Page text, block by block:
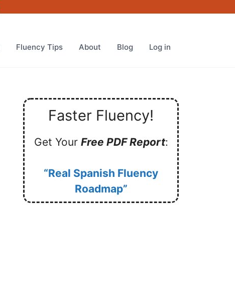
Fluency Tips About Blog Log in
Faster Fluency!
Get Your Free PDF Report:
“Real Spanish Fluency
Roadmap”